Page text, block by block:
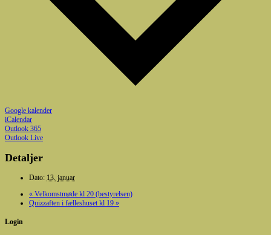
Google kalender
iCalendar
Outlook 365
Outlook Live
Detaljer
Dato: 13. januar
« Velkomstmøde kl 20 (bestyrelsen)
Quizzaften i fælleshuset kl 19 »
Login